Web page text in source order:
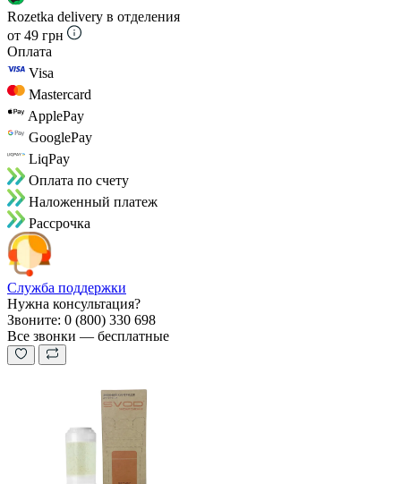
Rozetka delivery в отделения
от 49 грн
Оплата
Visa
Mastercard
ApplePay
GooglePay
LiqPay
Оплата по счету
Наложенный платеж
Рассрочка
Служба поддержки
Нужна консультация?
Звоните: 0 (800) 330 698
Все звонки — бесплатные